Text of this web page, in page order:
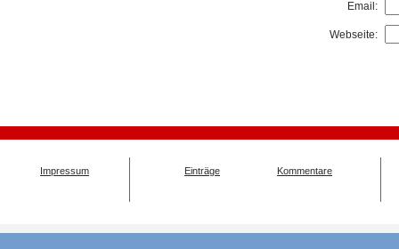
Email:
Webseite:
Impressum Einträge Kommentare